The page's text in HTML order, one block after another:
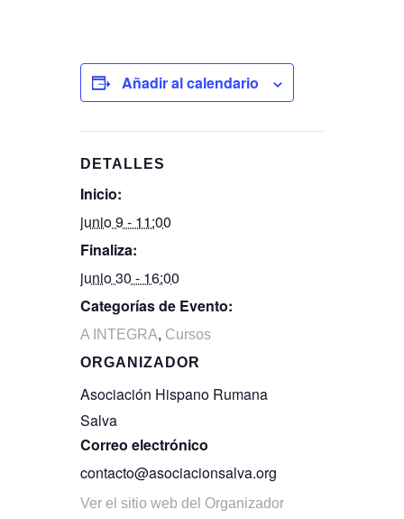
Añadir al calendario
DETALLES
Inicio:
junio 9 - 11:00
Finaliza:
junio 30 - 16:00
Categorías de Evento:
A INTEGRA, Cursos
ORGANIZADOR
Asociación Hispano Rumana
Salva
Correo electrónico
contacto@asociacionsalva.org
Ver el sitio web del Organizador